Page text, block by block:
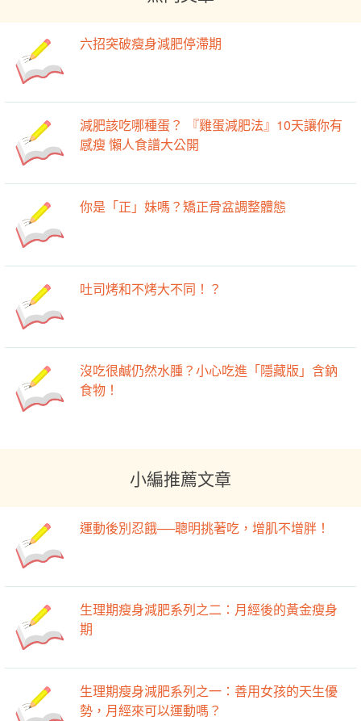
六招突破瘦身減肥停滯期
減肥該吃哪種蛋？ 『雞蛋減肥法』10天讓你有
感瘦 懶人食譜大公開
你是「正」妹嗎？矯正骨盆調整體態
吐司烤和不烤大不同！？
沒吃很鹹仍然水腫？小心吃進「隱藏版」含鈉
食物！
小編推薦文章
運動後別忍餓──聰明挑著吃，增肌不增胖！
生理期瘦身減肥系列之二：月經後的黃金瘦身
期
生理期瘦身減肥系列之一：善用女孩的天生優
勢，月經來可以運動嗎？